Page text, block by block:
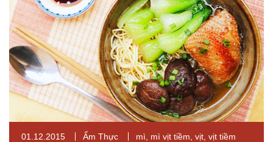
01.12.2015 Ẩm Thực mì mì vịt tiềm vịt vịt tiềm